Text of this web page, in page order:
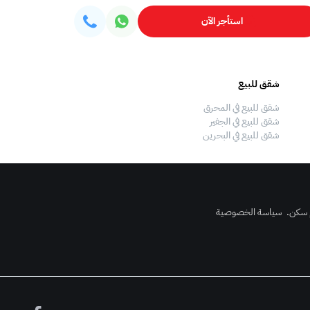
استأجر الآن
شقق للبيع
شقق للبيع في المحرق
شقق للبيع في الجفير
شقق للبيع في البحرين
سكن. سياسة الخصوصية